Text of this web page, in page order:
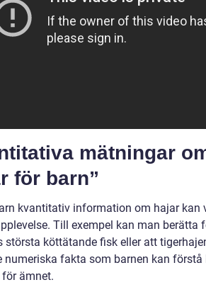
mätningar
för barn”
kvantitativ information om hajar kan
Till exempel kan man berätta
största köttätande fisk eller att
numeriska fakta som barnen kan
ämnet.